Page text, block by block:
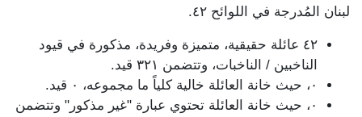
لبنان المُدرجة في اللوائح ٤٢.
٤٢ عائلة حقيقية، متميزة وفريدة، مذكورة في قيود
الناخبين / الناخبات، وتتضمن ٣٢١ قيد.
٠، حيث خانة العائلة خالية كلياً ما مجموعه، ٠ قيد.
٠، حيث خانة العائلة تحتوي عبارة "غير مذكور" وتتضمن